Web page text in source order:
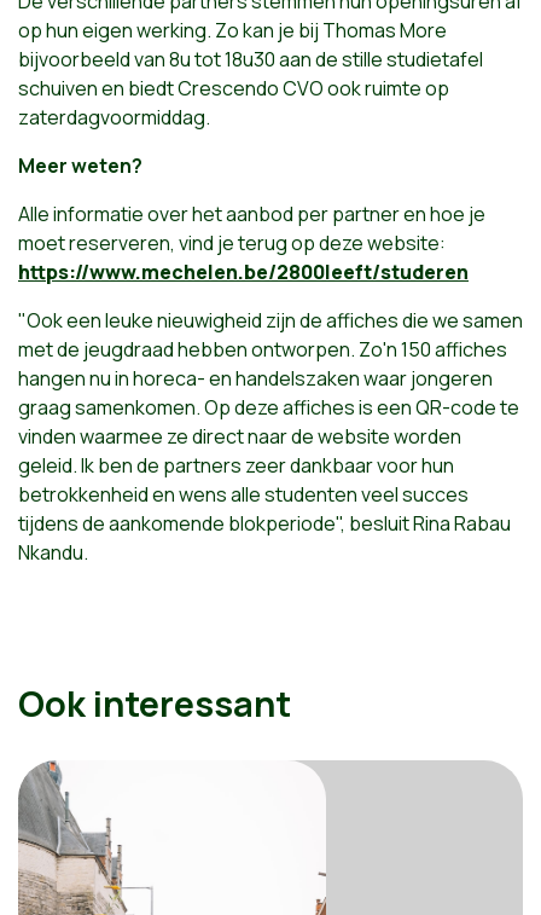
op hun eigen werking. Zo kan je bij Thomas More
bijvoorbeeld van 8u tot 18u30 aan de stille studietafel
schuiven en biedt Crescendo CVO ook ruimte op
zaterdagvoormiddag.
Meer weten?
Alle informatie over het aanbod per partner en hoe je
moet reserveren, vind je terug op deze website:
https://www.mechelen.be/2800leeft/studeren
"Ook een leuke nieuwigheid zijn de affiches die we samen
met de jeugdraad hebben ontworpen. Zo'n 150 affiches
hangen nu in horeca- en handelszaken waar jongeren
graag samenkomen. Op deze affiches is een QR-code te
vinden waarmee ze direct naar de website worden
geleid. Ik ben de partners zeer dankbaar voor hun
betrokkenheid en wens alle studenten veel succes
tijdens de aankomende blokperiode", besluit Rina Rabau
Nkandu.
Ook interessant